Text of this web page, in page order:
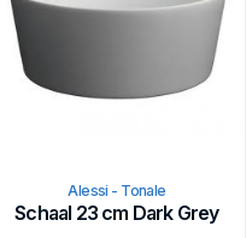
Alessi - Tonale
Schaal 23 cm Dark Grey